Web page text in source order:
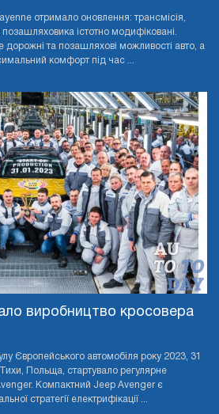
отримало оновлення: трансмісія,
істотно модифіковані.
та позашляхові можливості авто, а
комфорт під час ...
виробництво кросовера
Європейського автомобіля року 2023, 31
Польща, стартувало регулярне
Компактний Jeep Avenger є
стратегії електрифікації ...